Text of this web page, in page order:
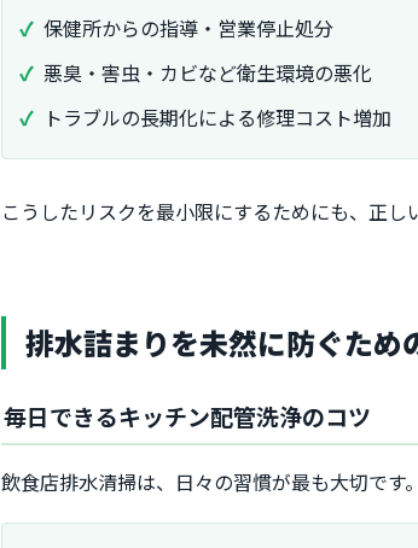
保健所からの指導・営業停止処分
悪臭・害虫・カビなど衛生環境の悪化
トラブルの長期化による修理コスト増加
こうしたリスクを最小限にするためにも、正し
排水詰まりを未然に防ぐため
毎日できるキッチン配管洗浄のコツ
飲食店排水清掃は、日々の習慣が最も大切です